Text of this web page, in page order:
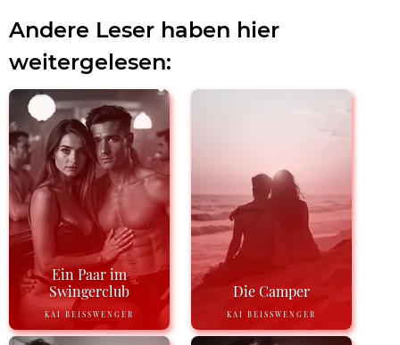
Andere Leser haben hier
weitergelesen:
Ein Paar im
Swingerclub
KAI BEISSWENGER
Die Camper
KAI BEISSWENGER